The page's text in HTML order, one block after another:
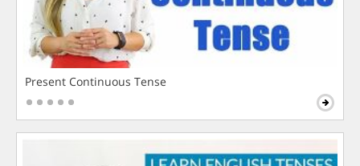
Present Continuous Tense